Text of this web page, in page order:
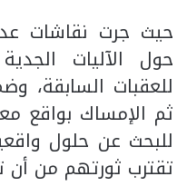
حيث جرت نقاشات
حول الآليات
للعقبات
ثم الإمساك بواقع
للبحث عن حلول
تقترب ثورتهم من أن